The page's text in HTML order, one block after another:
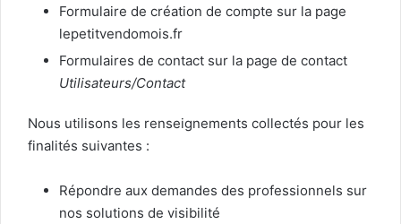
Formulaire de création de compte sur la page
lepetitvendomois.fr
Formulaires de contact sur la page de contact
Utilisateurs/Contact
Nous utilisons les renseignements collectés pour les
finalités suivantes :
Répondre aux demandes des professionnels sur
nos solutions de visibilité